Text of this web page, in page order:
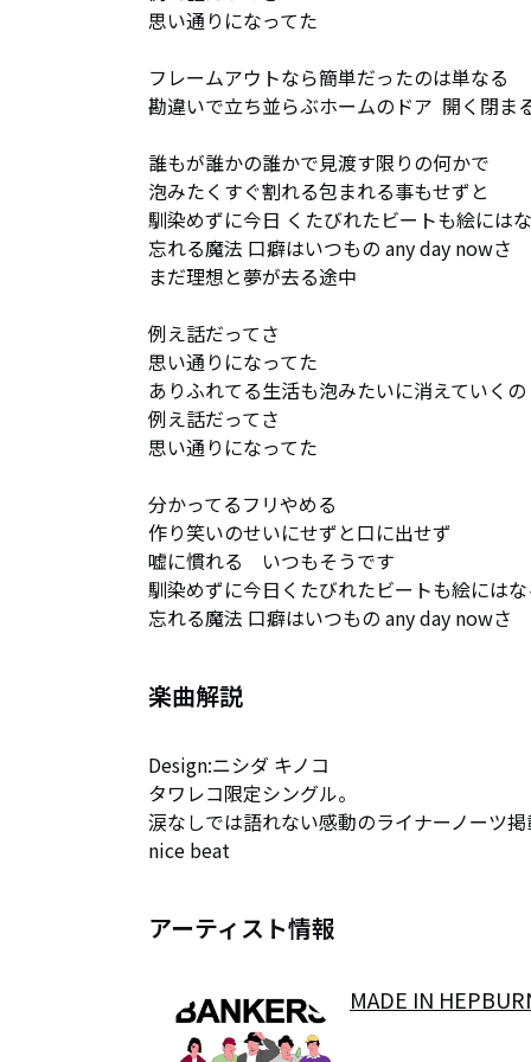
思い通りになってた
フレームアウトなら簡単だったのは単なる
勘違いで立ち並らぶホームのドア  開く閉ま
誰もが誰かの誰かで見渡す限りの何かで
泡みたくすぐ割れる包まれる事もせずと
馴染めずに今日 くたびれたビートも絵には
忘れる魔法 口癖はいつもの any day nowさ
まだ理想と夢が去る途中
例え話だってさ
思い通りになってた
ありふれてる生活も泡みたいに消えていくの
例え話だってさ
思い通りになってた
分かってるフリやめる
作り笑いのせいにせずと口に出せず
嘘に慣れる　いつもそうです
馴染めずに今日くたびれたビートも絵にはな
忘れる魔法 口癖はいつもの any day nowさ
楽曲解説
Design:ニシダ キノコ
タワレコ限定シングル。
涙なしでは語れない感動のライナーノーツ掲
nice beat
アーティスト情報
MADE IN